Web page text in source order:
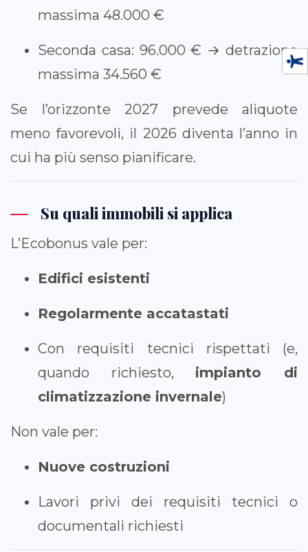
massima 48.000 €
Seconda casa: 96.000 € → detrazione
massima 34.560 €
Se l’orizzonte 2027 prevede aliquote
meno favorevoli, il 2026 diventa l’anno in
cui ha più senso pianificare.
Su quali immobili si applica
L’Ecobonus vale per:
Edifici esistenti
Regolarmente accatastati
Con requisiti tecnici rispettati (e,
quando richiesto, impianto di
climatizzazione invernale)
Non vale per:
Nuove costruzioni
Lavori privi dei requisiti tecnici o
documentali richiesti